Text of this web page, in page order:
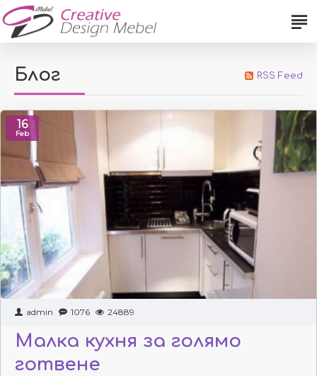
Блог RSS Feed
16
Feb
admin 1076 24889
Малка кухня за голямо
готвене